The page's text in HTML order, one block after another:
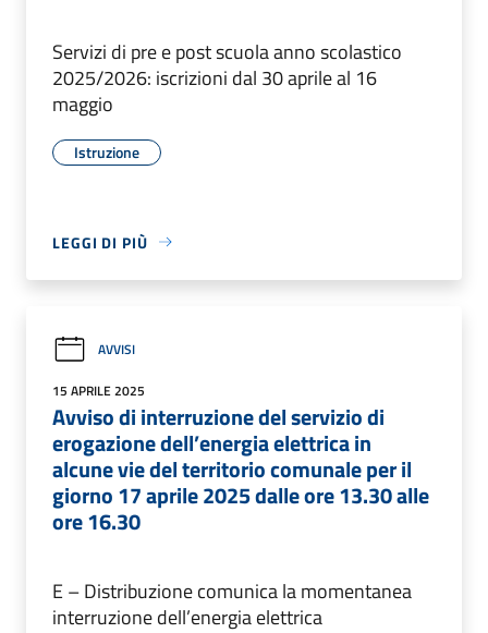
Servizi di pre e post scuola anno scolastico
2025/2026: iscrizioni dal 30 aprile al 16
maggio
Istruzione
LEGGI DI PIÙ
AVVISI
15 APRILE 2025
Avviso di interruzione del servizio di
erogazione dell’energia elettrica in
alcune vie del territorio comunale per il
giorno 17 aprile 2025 dalle ore 13.30 alle
ore 16.30
E – Distribuzione comunica la momentanea
interruzione dell’energia elettrica